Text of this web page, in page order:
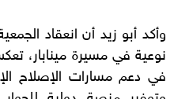
وأكد أبو زيد أن انعقاد
نوعية في مسيرة مينابار،
في دعم مسارات الإصلاح